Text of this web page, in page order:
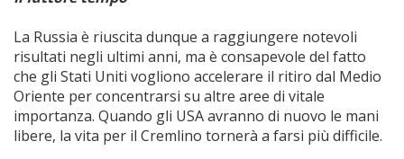
La Russia è riuscita dunque a raggiungere notevoli
risultati negli ultimi anni, ma è consapevole del fatto
che gli Stati Uniti vogliono accelerare il ritiro dal Medio
Oriente per concentrarsi su altre aree di vitale
importanza. Quando gli USA avranno di nuovo le mani
libere, la vita per il Cremlino tornerà a farsi più difficile.